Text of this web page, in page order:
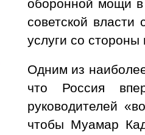
оборонной мощи
советской
услуги со
Одним из
что Россия
руководителей
чтобы Муамар